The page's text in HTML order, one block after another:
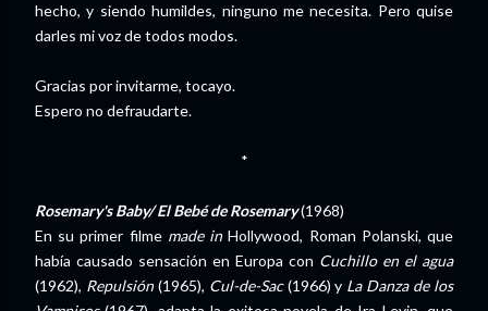
hecho, y siendo humildes, ninguno me necesita. Pero quise
darles mi voz de todos modos.
Gracias por invitarme, tocayo.
Espero no defraudarte.
*
Rosemary's Baby/ El Bebé de Rosemary(1968)
En su primer filme made inHollywood, Roman Polanski, que
había causado sensación en Europa con Cuchillo en el agua
(1962), Repulsión(1965), Cul-de-Sac(1966) y La Danza de los